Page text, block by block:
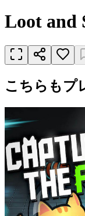
Loot and
こちらもプ